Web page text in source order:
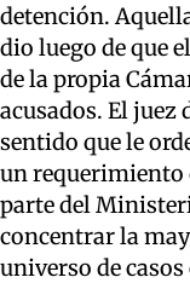
detención.
dio luego de que
de la propia
acusados. El juez
sentido que le
un
parte del
concentrar la
universo de